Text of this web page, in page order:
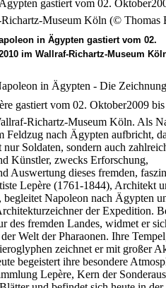
in Ägypten gastiert vom 02.
im Wallraf-Richartz-Museum
in Ägypten - Die
gastiert vom 02. Oktober2009
Richartz-Museum Köln. Als
Feldzug nach Ägypten aufbricht,
Soldaten, sondern auch
Künstler, zwecks Erforschung,
Auswertung dieses fremden,
Lepère (1761-1844), Architekt
begleitet Napoleon nach Ägypten
der Expedition.
des fremden Landes, widmet er
Welt der Pharaonen. Ihre
zeichnet er mit großer
begeistert ihre besondere
Lepère, Kern der